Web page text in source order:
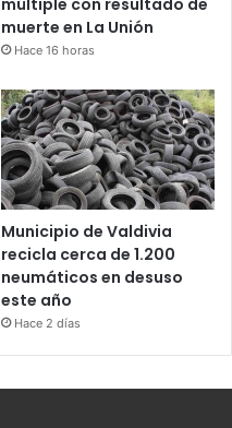
muerte en La Unión
Hace 16 horas
Municipio de Valdivia
recicla cerca de 1.200
neumáticos en desuso
este año
Hace 2 días